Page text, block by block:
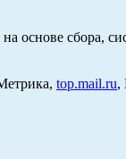
сбора,
top.mail.ru,